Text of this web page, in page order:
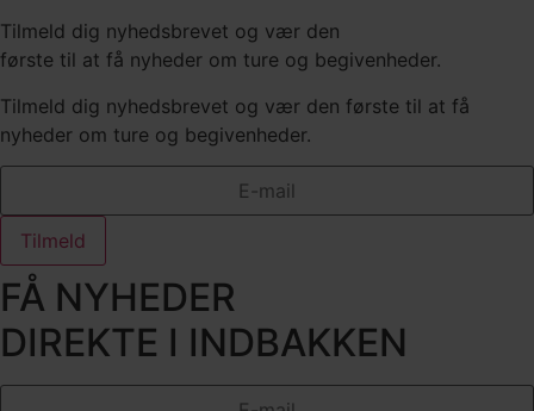
Tilmeld dig nyhedsbrevet og vær den
første til at få nyheder om ture og begivenheder.
Tilmeld dig nyhedsbrevet og vær den første til at få
nyheder om ture og begivenheder.
Tilmeld
FÅ NYHEDER
DIREKTE I INDBAKKEN